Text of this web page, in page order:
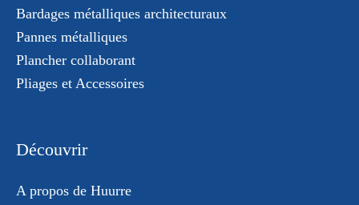
Bardages métalliques architecturaux
Pannes métalliques
Plancher collaborant
Pliages et Accessoires
Découvrir
A propos de Huurre